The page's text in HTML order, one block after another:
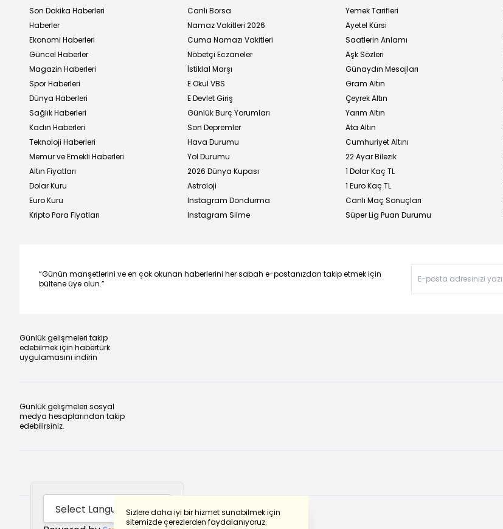
Sizlere daha iyi bir hizmet sunabilmek için
sitemizde çerezlerden faydalanıyoruz.
Son Dakika Haberleri
Haberler
Ekonomi Haberleri
Güncel Haberler
Magazin Haberleri
Spor Haberleri
Dünya Haberleri
Sağlık Haberleri
Kadın Haberleri
Teknoloji Haberleri
Memur ve Emekli Haberleri
Altın Fiyatları
Dolar Kuru
Euro Kuru
Kripto Para Fiyatları
Canlı Borsa
Namaz Vakitleri 2026
Cuma Namazı Vakitleri
Nöbetçi Eczaneler
İstiklal Marşı
E Okul VBS
E Devlet Giriş
Günlük Burç Yorumları
Son Depremler
Hava Durumu
Yol Durumu
2026 Dünya Kupası
Astroloji
Instagram Dondurma
Instagram Silme
Yemek Tarifleri
Ayetel Kürsi
Saatlerin Anlamı
Aşk Sözleri
Günaydın Mesajları
Gram Altın
Çeyrek Altın
Yarım Altın
Ata Altın
Cumhuriyet Altını
22 Ayar Bilezik
1 Dolar Kaç TL
1 Euro Kaç TL
Canlı Maç Sonuçları
Süper Lig Puan Durumu
“Günün manşetlerini ve en çok okunan haberlerini her sabah e-postanızdan takip etmek için
bültene üye olun.”
Günlük gelişmeleri takip
edebilmek için habertürk
uygulamasını indirin
Günlük gelişmeleri sosyal
medya hesaplarından takip
edebilirsiniz.